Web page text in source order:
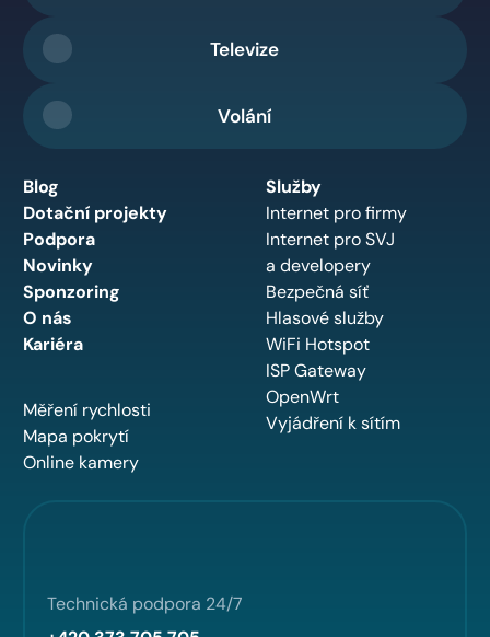
Televize
Volání
Blog
Dotační projekty
Podpora
Novinky
Sponzoring
O nás
Kariéra
Měření rychlosti
Mapa pokrytí
Online kamery
Služby
Internet pro firmy
Internet pro SVJ
a developery
Bezpečná síť
Hlasové služby
WiFi Hotspot
ISP Gateway
OpenWrt
Vyjádření k sítím
Technická podpora 24/7